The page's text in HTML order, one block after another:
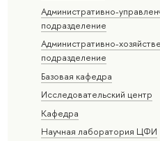
Административно-
подразделение
Административно-
подразделение
Базовая кафедра
Исследовательский центр
Кафедра
Научная лаборатория ЦФИ